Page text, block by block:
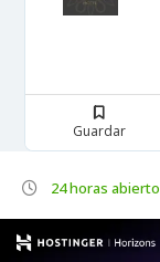
Guardar
24 horas abierto